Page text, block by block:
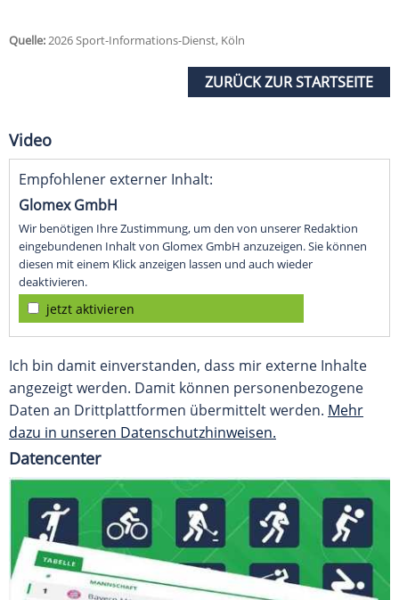
Quelle:2026 Sport-Informations-Dienst, Köln
ZURÜCK ZUR STARTSEITE
Video
Empfohlener externer Inhalt:
Glomex GmbH
Wir benötigen Ihre Zustimmung, um den von unserer Redaktion
eingebundenen Inhalt von Glomex GmbH anzuzeigen. Sie können
diesen mit einem Klick anzeigen lassen und auch wieder
deaktivieren.
jetzt aktivieren
Ich bin damit einverstanden, dass mir externe Inhalte
angezeigt werden. Damit können personenbezogene
Daten an Drittplattformen übermittelt werden. Mehr
dazu in unseren Datenschutzhinweisen.
Datencenter